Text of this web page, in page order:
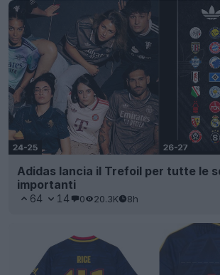
Adidas lancia il Trefoil per tutte le
importanti
64 14 0 20.3K 8h